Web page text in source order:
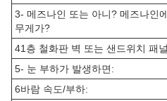
3- 메즈나인 또는 아니? 메즈나인
무게가?
41층 철화판 벽 또는 샌드위치 패
5- 눈 부하가 발생하면:
6바람 속도/부하: